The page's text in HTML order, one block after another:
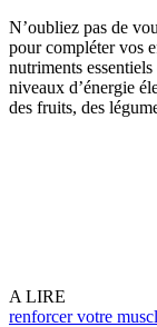
N’oubliez pas de
pour compléter vos
nutriments
niveaux d’énergie
des fruits, des
A LIRE
renforcer votre